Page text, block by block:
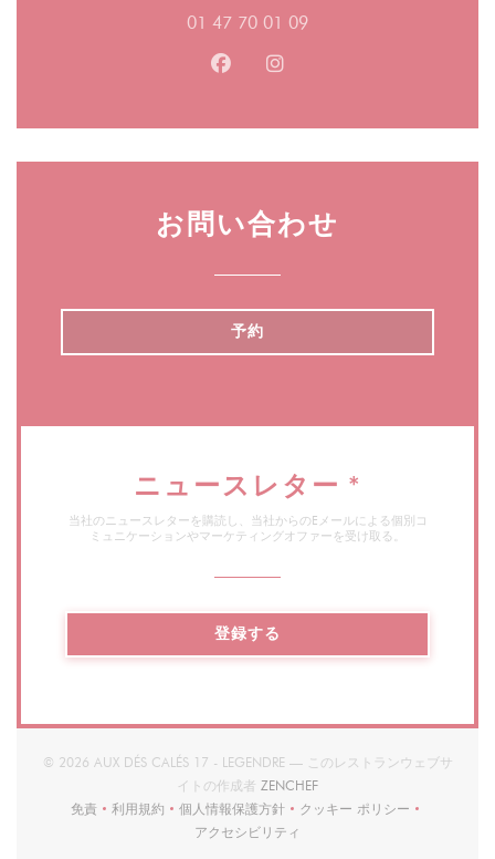
01 47 70 01 09
Facebook ((新しいウィンドウ
Instagram ((新しいウィ
お問い合わせ
予約
ニュースレター *
当社のニュースレターを購読し、当社からのEメールによる個別コ
ミュニケーションやマーケティングオファーを受け取る。
登録する
© 2026 AUX DÉS CALÉS 17 - LEGENDRE — このレストランウェブサ
イトの作成者 ZENCHEF((新しいウィンドウで開きま
免責
((新しいウィンドウで開きます))
利用規約
((新しいウィンドウで開きます))
個人情報保護方針
((新しいウィンドウで開きます))
クッキー ポリシー
((新しいウィンドウで
アクセシビリティ
((新しいウィンドウで開きます))